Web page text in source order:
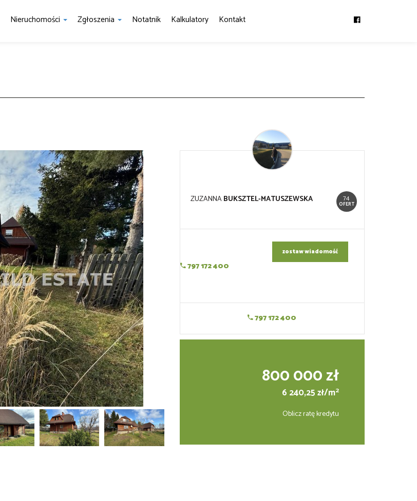
Nieruchomości Zgłoszenia Notatnik Kalkulatory Kontakt
74
OFERT
ZUZANNABUKSZTEL-MATUSZEWSKA
797 172 400
zostaw wiadomość
797 172 400
800 000 zł
6 240,25 zł/m2
Oblicz ratę kredytu